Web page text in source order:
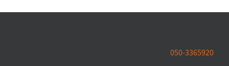
050-3365920